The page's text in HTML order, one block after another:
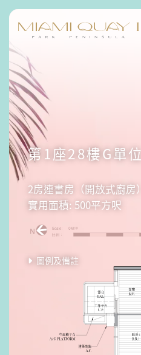
第1座28樓G單位
2房連書房（開放式廚房）
實用面積: 500平方呎
圖例及備註